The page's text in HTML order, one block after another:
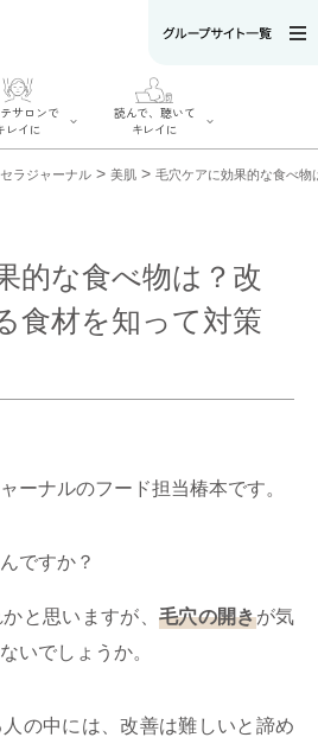
サロンで
レイに
サロンで
レイに
ィング認
ロンを探
は？
読んで、聴いて
キレイに
読んで、聴いてキ
レイに
一覧
ニキビ 日焼け 首
のしわ 敏感肌 た
セラジャーナル > 美肌 > 毛穴ケアに効果的な食べ物
的な食べ物は？改
食材を知って対策
ーナルのフード担当椿本です。
ですか？
と思いますが、 毛穴の開きが気
いでしょうか。
の中には、改善は難しいと諦め